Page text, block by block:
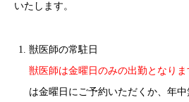
いたします。
獣医師の常駐日
獣医師は金曜日のみの出勤となりま
は金曜日にご予約いただくか、年